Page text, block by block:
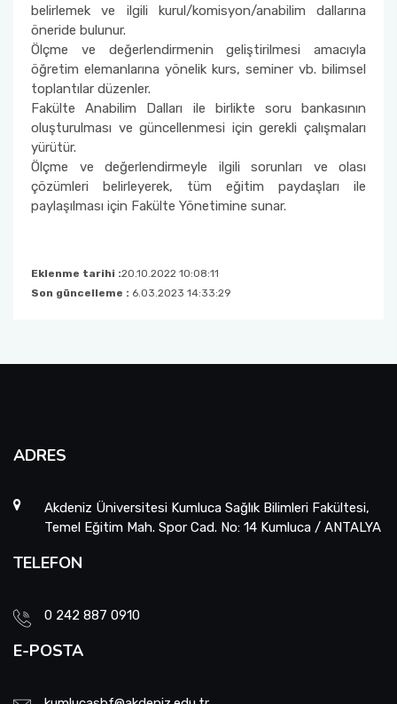
belirlemek ve ilgili kurul/komisyon/anabilim dallarına
öneride bulunur.
Ölçme ve değerlendirmenin geliştirilmesi amacıyla
öğretim elemanlarına yönelik kurs, seminer vb. bilimsel
toplantılar düzenler.
Fakülte Anabilim Dalları ile birlikte soru bankasının
oluşturulması ve güncellenmesi için gerekli çalışmaları
yürütür.
Ölçme ve değerlendirmeyle ilgili sorunları ve olası
çözümleri belirleyerek, tüm eğitim paydaşları ile
paylaşılması için Fakülte Yönetimine sunar.
Eklenme tarihi :20.10.2022 10:08:11
Son güncelleme : 6.03.2023 14:33:29
ADRES
Akdeniz Üniversitesi Kumluca Sağlık Bilimleri Fakültesi,
Temel Eğitim Mah. Spor Cad. No: 14 Kumluca / ANTALYA
TELEFON
0 242 887 0910
E-POSTA